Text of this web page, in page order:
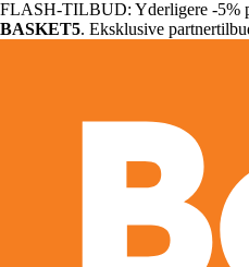
FLASH-TILBUD: Yderligere -5%
BASKET5. Eksklusive